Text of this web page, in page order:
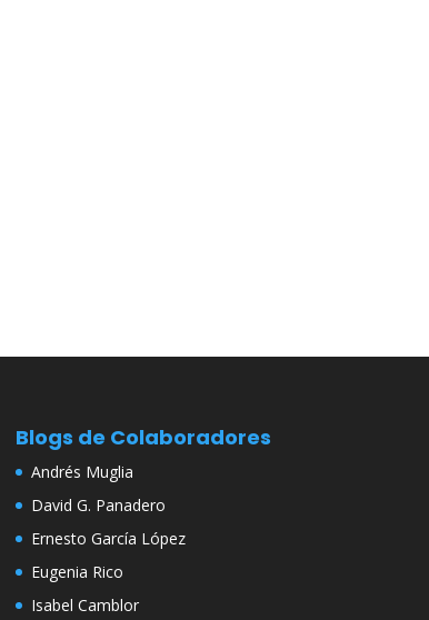
Blogs de Colaboradores
Andrés Muglia
David G. Panadero
Ernesto García López
Eugenia Rico
Isabel Camblor